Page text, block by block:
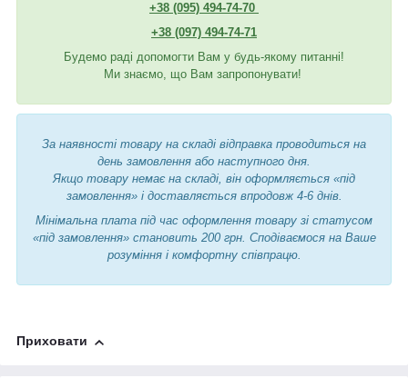
+38 (095) 494-74-70
+38 (097) 494-74-71
Будемо раді допомогти Вам у будь-якому питанні!
Ми знаємо, що Вам запропонувати!
За наявності товару на складі відправка проводиться на
день замовлення або наступного дня.
Якщо товару немає на складі, він оформляється «під
замовлення» і доставляється впродовж 4-6 днів.
Мінімальна плата під час оформлення товару зі статусом
«під замовлення» становить 200 грн. Сподіваємося на Ваше
розуміння і комфортну співпрацю.
Приховати